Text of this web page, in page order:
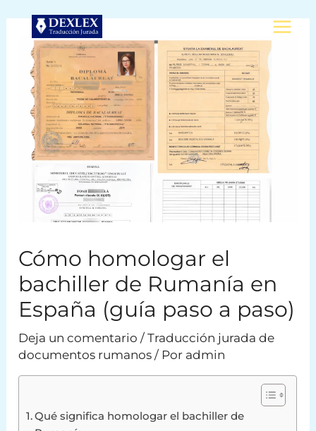
contenido
Cómo homologar el
bachiller de Rumanía en
España (guía paso a paso)
Deja un comentario /Traducción jurada de
documentos rumanos / Por admin
Qué significa homologar el bachiller de